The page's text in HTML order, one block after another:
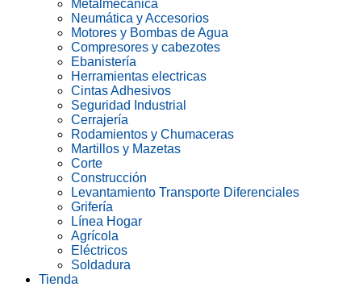
Metalmecánica
Neumática y Accesorios
Motores y Bombas de Agua
Compresores y cabezotes
Ebanistería
Herramientas electricas
Cintas Adhesivos
Seguridad Industrial
Cerrajería
Rodamientos y Chumaceras
Martillos y Mazetas
Corte
Construcción
Levantamiento Transporte Diferenciales
Grifería
Línea Hogar
Agrícola
Eléctricos
Soldadura
Tienda